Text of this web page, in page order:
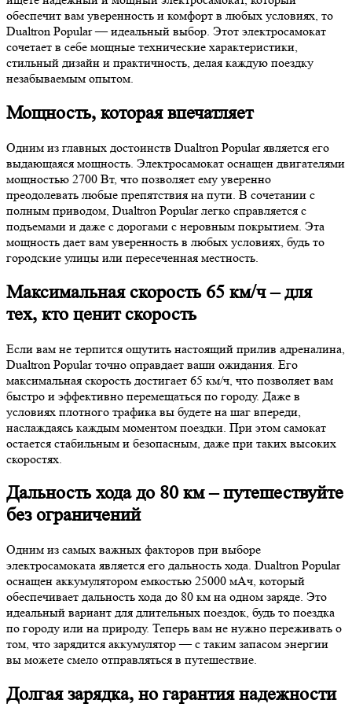
обеспечит вам уверенность и комфорт в любых условиях, то
Dualtron Popular — идеальный выбор. Этот электросамокат
сочетает в себе мощные технические характеристики,
стильный дизайн и практичность, делая каждую поездку
незабываемым опытом.
Мощность, которая впечатляет
Одним из главных достоинств Dualtron Popular является его
выдающаяся мощность. Электросамокат оснащен двигателями
мощностью 2700 Вт, что позволяет ему уверенно
преодолевать любые препятствия на пути. В сочетании с
полным приводом, Dualtron Popular легко справляется с
подъемами и даже с дорогами с неровным покрытием. Эта
мощность дает вам уверенность в любых условиях, будь то
городские улицы или пересеченная местность.
Максимальная скорость 65 км/ч – для
тех, кто ценит скорость
Если вам не терпится ощутить настоящий прилив адреналина,
Dualtron Popular точно оправдает ваши ожидания. Его
максимальная скорость достигает 65 км/ч, что позволяет вам
быстро и эффективно перемещаться по городу. Даже в
условиях плотного трафика вы будете на шаг впереди,
наслаждаясь каждым моментом поездки. При этом самокат
остается стабильным и безопасным, даже при таких высоких
скоростях.
Дальность хода до 80 км – путешествуйте
без ограничений
Одним из самых важных факторов при выборе
электросамоката является его дальность хода. Dualtron Popular
оснащен аккумулятором емкостью 25000 мАч, который
обеспечивает дальность хода до 80 км на одном заряде. Это
идеальный вариант для длительных поездок, будь то поездка
по городу или на природу. Теперь вам не нужно переживать о
том, что зарядится аккумулятор — с таким запасом энергии
вы можете смело отправляться в путешествие.
Долгая зарядка, но гарантия надежности